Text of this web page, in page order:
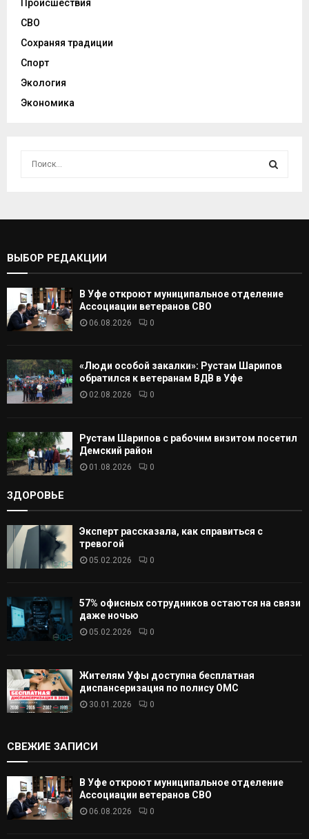
Происшествия
СВО
Сохраняя традиции
Спорт
Экология
Экономика
С
А
ВЫБОР РЕДАКЦИИ
В Уфе откроют муниципальное отделение
Ассоциации ветеранов СВО
06.08.2026 0
«Люди особой закалки»: Рустам Шарипов
обратился к ветеранам ВДВ в Уфе
02.08.2026 0
Рустам Шарипов с рабочим визитом посетил
Демский район
01.08.2026 0
ЗДОРОВЬЕ
Эксперт рассказала, как справиться с
тревогой
05.02.2026 0
57% офисных сотрудников остаются на связи
даже ночью
05.02.2026 0
Жителям Уфы доступна бесплатная
диспансеризация по полису ОМС
30.01.2026 0
СВЕЖИЕ ЗАПИСИ
В Уфе откроют муниципальное отделение
Ассоциации ветеранов СВО
06.08.2026 0